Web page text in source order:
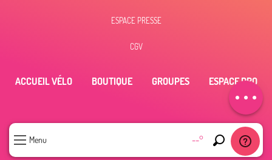
Menu --°
Recherche
Contacter par
email
ESPACE PRESSE
CGV
ACCUEIL VÉLO BOUTIQUE GROUPES ESPACE PRO